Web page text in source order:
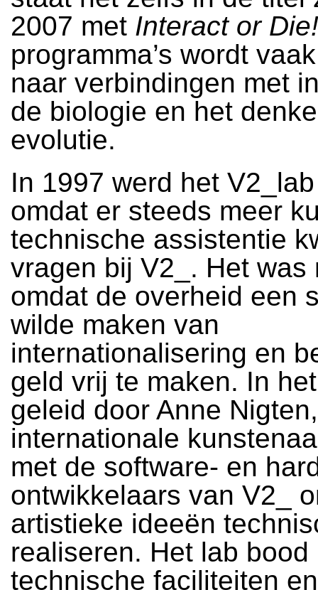
2007 met Interact or
programma’s wordt
naar verbindingen met
de biologie en het
evolutie.
In 1997 werd het
omdat er steeds meer
technische assistentie
vragen bij V2_. Het was
omdat de overheid een
wilde maken van
internationalisering en
geld vrij te maken. In
geleid door Anne
internationale
met de software- en
ontwikkelaars van V2_
artistieke ideeën
realiseren. Het lab bood
technische faciliteiten